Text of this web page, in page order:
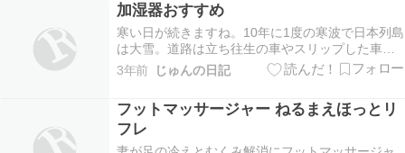
こそ免疫力を上げるための食べ物に注目して積極
的に摂っていき…
加湿器おすすめ
寒い日が続きますね。10年に1度の寒波で日本列島
は大雪。道路は立ち往生の車やスリップした車な
どで、高速道路や一般道路で渋滞。私もアマゾン
で注文した商品が日時指定で昨日の午前中に届く
いう状態。まっ、仕方ないですね。こう寒いと我
が家の加湿…
3年前 じゅんの日記
フットマッサージャー ねるまえほっとリ
フレ